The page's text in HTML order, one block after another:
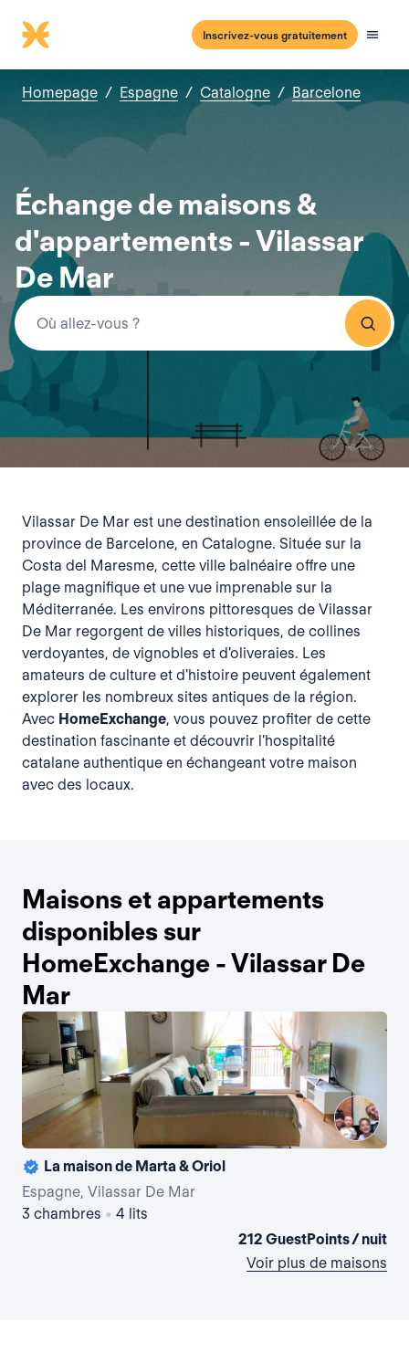
Inscrivez-vous gratuitement
Homepage / Espagne / Catalogne / Barcelone
Échange de maisons &
d'appartements - Vilassar
De Mar
Vilassar De Mar est une destination ensoleillée de la
province de Barcelone, en Catalogne. Située sur la
Costa del Maresme, cette ville balnéaire offre une
plage magnifique et une vue imprenable sur la
Méditerranée. Les environs pittoresques de Vilassar
De Mar regorgent de villes historiques, de collines
verdoyantes, de vignobles et d'oliveraies. Les
amateurs de culture et d'histoire peuvent également
explorer les nombreux sites antiques de la région.
Avec HomeExchange, vous pouvez profiter de cette
destination fascinante et découvrir l'hospitalité
catalane authentique en échangeant votre maison
avec des locaux.
Maisons et appartements
disponibles sur
HomeExchange - Vilassar De
Mar
La maison de Marta & Oriol
Espagne, Vilassar De Mar
3 chambres • 4 lits
212 GuestPoints / nuit
Voir plus de maisons